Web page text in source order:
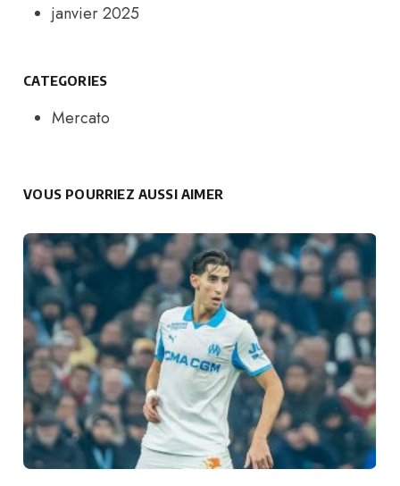
janvier 2025
CATEGORIES
Mercato
VOUS POURRIEZ AUSSI AIMER